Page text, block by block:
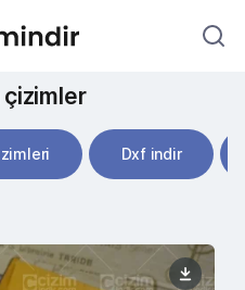
Dxf indir